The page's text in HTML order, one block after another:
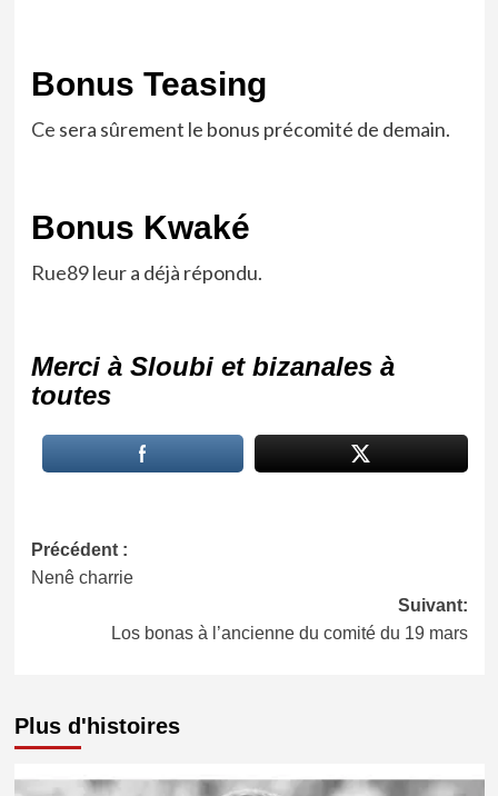
Bonus Teasing
Ce sera sûrement le bonus précomité de demain.
Bonus Kwaké
Rue89leur a déjà répondu.
Merci à Sloubi et bizanales à
toutes
Navigation
d’article
Précédent :
Nenê charrie
Suivant:
Los bonas à l’ancienne du comité du 19 mars
Plus d'histoires